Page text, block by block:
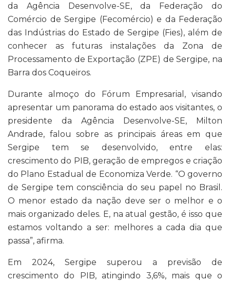
da Agência Desenvolve-SE, da Federação do
Comércio de Sergipe (Fecomércio) e da Federação
das Indústrias do Estado de Sergipe (Fies), além de
conhecer as futuras instalações da Zona de
Processamento de Exportação (ZPE) de Sergipe, na
Barra dos Coqueiros.
Durante almoço do Fórum Empresarial, visando
apresentar um panorama do estado aos visitantes, o
presidente da Agência Desenvolve-SE, Milton
Andrade, falou sobre as principais áreas em que
Sergipe tem se desenvolvido, entre elas:
crescimento do PIB, geração de empregos e criação
do Plano Estadual de Economiza Verde. “O governo
de Sergipe tem consciência do seu papel no Brasil.
O menor estado da nação deve ser o melhor e o
mais organizado deles. E, na atual gestão, é isso que
estamos voltando a ser: melhores a cada dia que
passa”, afirma.
Em 2024, Sergipe superou a previsão de
crescimento do PIB, atingindo 3,6%, mais que o